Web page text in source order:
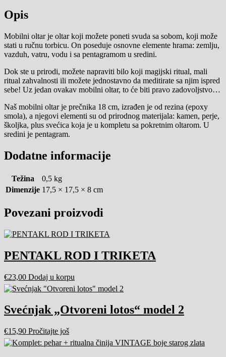
Opis
Mobilni oltar je oltar koji možete poneti svuda sa sobom, koji može
stati u ručnu torbicu. On poseduje osnovne elemente hrama: zemlju,
vazduh, vatru, vodu i sa pentagramom u sredini.
Dok ste u prirodi, možete napraviti bilo koji magijski ritual, mali
ritual zahvalnosti ili možete jednostavno da meditirate sa njim ispred
sebe! Uz jedan ovakav mobilni oltar, to će biti pravo zadovoljstvo…
Naš mobilni oltar je prečnika 18 cm, izrađen je od rezina (epoxy
smola), a njegovi elementi su od prirodnog materijala: kamen, perje,
školjka, plus svećica koja je u kompletu sa pokretnim oltarom. U
sredini je pentagram.
Dodatne informacije
Težina
0,5 kg
Dimenzije 17,5 × 17,5 × 8 cm
Povezani proizvodi
PENTAKL ROD I TRIKETA
€23,00 Dodaj u korpu
Svećnjak „Otvoreni lotos“ model 2
€15,90 Pročitajte još